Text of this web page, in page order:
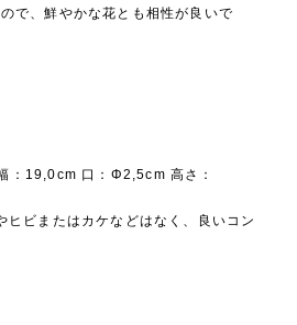
で、鮮やかな花とも相性が良いで
：19,0cm 口：Φ2,5cm 高さ：
ヒビまたはカケなどはなく、良いコン